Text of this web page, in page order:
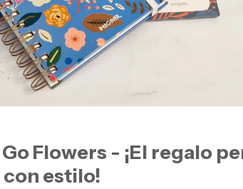
Flowers - ¡El regalo
estilo!